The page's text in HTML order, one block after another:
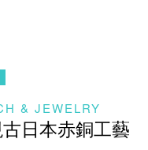
& JEWELRY
日本赤銅工藝